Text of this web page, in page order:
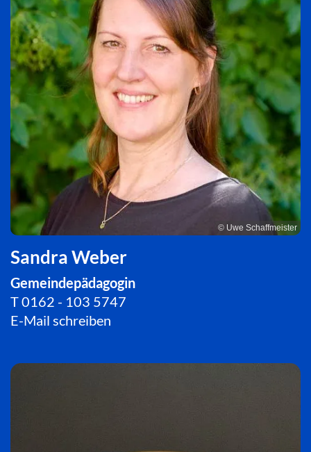
© Uwe Schaffmeister
Sandra Weber
Gemeindepädagogin
T0162 - 103 5747
E-Mail schreiben